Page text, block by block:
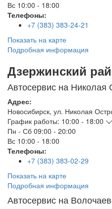
Вс 10:00 - 18:00
Телефоны:
+7 (383) 383-24-21
Показать на карте
Подробная информация
Дзержинский
Автосервис на Николая
Адрес:
Новосибирск, ул. Николая
График работы: 10:00 - 18:00
Пн - Сб 09:00 - 20:00
Вс 10:00 - 18:00
Телефоны:
+7 (383) 383-02-29
Показать на карте
Подробная информация
Автосервис на